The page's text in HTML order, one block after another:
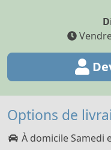
Options de
À domicile Samedi